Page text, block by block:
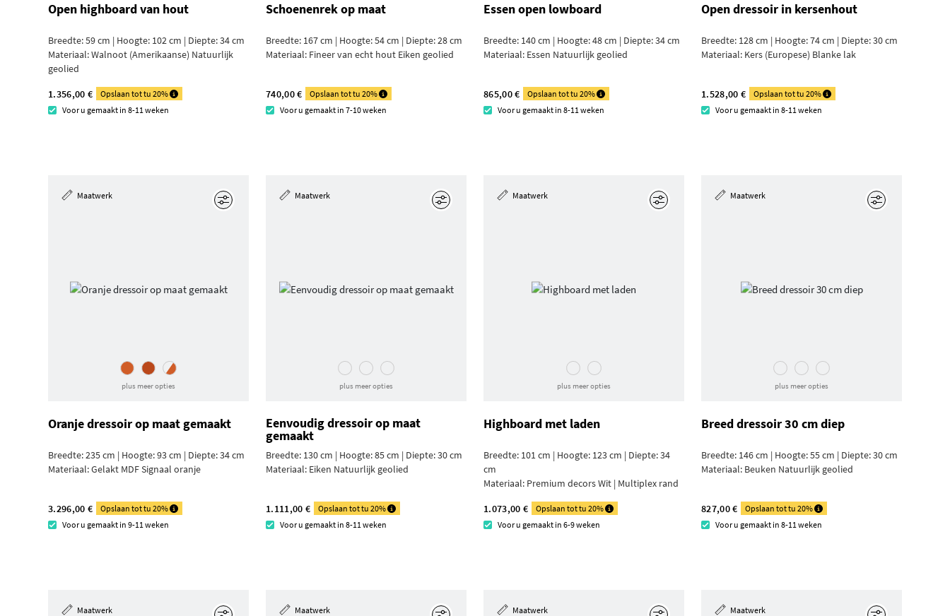
Open highboard van hout
Breedte: 59 cm | Hoogte: 102 cm | Diepte: 34 cm
Materiaal:Walnoot (Amerikaanse) Natuurlijk
geolied
1.356,00 €
Opslaan tot tu 20%
Voor u gemaakt in 8-11 weken
Schoenenrek op maat
Breedte: 167 cm | Hoogte: 54 cm | Diepte: 28 cm
Materiaal: Fineer van echt hout Eiken geolied
740,00 €
Opslaan tot tu 20%
Voor u gemaakt in 7-10 weken
Essen open lowboard
Breedte: 140 cm | Hoogte: 48 cm | Diepte: 34 cm
Materiaal: Essen Natuurlijk geolied
865,00 €
Opslaan tot tu 20%
Voor u gemaakt in 8-11 weken
Open dressoir in kersenhout
Breedte: 128 cm | Hoogte: 74 cm | Diepte: 30 cm
Materiaal: Kers (Europese) Blanke lak
1.528,00 €
Opslaan tot tu 20%
Voor u gemaakt in 8-11 weken
Maatwerk
plus meer opties
Oranje dressoir op maat gemaakt
Breedte: 235 cm | Hoogte: 93 cm | Diepte: 34 cm
Materiaal:Gelakt MDF Signaal oranje
3.296,00 €
Opslaan tot tu 20%
Voor u gemaakt in 9-11 weken
Maatwerk
plus meer opties
Eenvoudig dressoir op maat
gemaakt
Breedte: 130 cm | Hoogte: 85 cm | Diepte: 30 cm
Materiaal: Eiken Natuurlijk geolied
1.111,00 €
Opslaan tot tu 20%
Voor u gemaakt in 8-11 weken
Maatwerk
plus meer opties
Highboard met laden
Breedte: 101 cm | Hoogte: 123 cm | Diepte: 34
cm
Materiaal: Premium decors Wit | Multiplex rand
1.073,00 €
Opslaan tot tu 20%
Voor u gemaakt in 6-9 weken
Maatwerk
plus meer opties
Breed dressoir 30 cm diep
Breedte: 146 cm | Hoogte: 55 cm | Diepte: 30 cm
Materiaal: Beuken Natuurlijk geolied
827,00 €
Opslaan tot tu 20%
Voor u gemaakt in 8-11 weken
Maatwerk Maatwerk Maatwerk Maatwerk